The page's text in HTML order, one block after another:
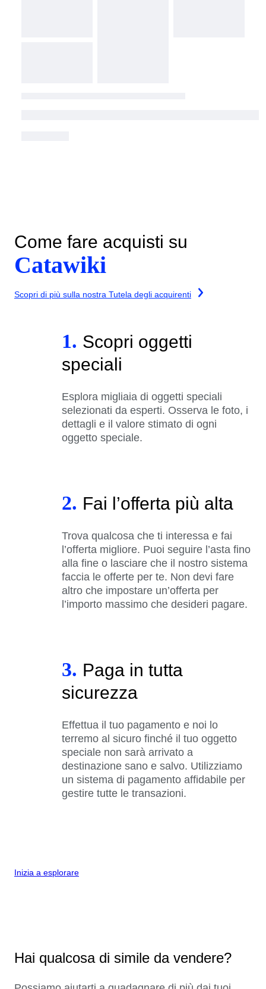
Come fare acquisti su
Catawiki
Scopri di più sulla nostra Tutela degli acquirenti
1. Scopri oggetti
speciali
Esplora migliaia di oggetti speciali
selezionati da esperti. Osserva le foto, i
dettagli e il valore stimato di ogni
oggetto speciale.
2. Fai l’offerta più alta
Trova qualcosa che ti interessa e fai
l’offerta migliore. Puoi seguire l’asta fino
alla fine o lasciare che il nostro sistema
faccia le offerte per te. Non devi fare
altro che impostare un’offerta per
l’importo massimo che desideri pagare.
3. Paga in tutta
sicurezza
Effettua il tuo pagamento e noi lo
terremo al sicuro finché il tuo oggetto
speciale non sarà arrivato a
destinazione sano e salvo. Utilizziamo
un sistema di pagamento affidabile per
gestire tutte le transazioni.
Inizia a esplorare
Hai qualcosa di simile da vendere?